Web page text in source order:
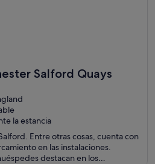
Salford Quays
la estancia
Entre otras cosas, cuenta con
en las instalaciones.
destacan en los